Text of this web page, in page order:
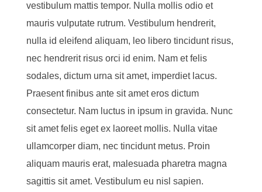
vestibulum mattis tempor. Nulla mollis odio et
mauris vulputate rutrum. Vestibulum hendrerit,
nulla id eleifend aliquam, leo libero tincidunt risus,
nec hendrerit risus orci id enim. Nam et felis
sodales, dictum urna sit amet, imperdiet lacus.
Praesent finibus ante sit amet eros dictum
consectetur. Nam luctus in ipsum in gravida. Nunc
sit amet felis eget ex laoreet mollis. Nulla vitae
ullamcorper diam, nec tincidunt metus. Proin
aliquam mauris erat, malesuada pharetra magna
sagittis sit amet. Vestibulum eu nisl sapien.